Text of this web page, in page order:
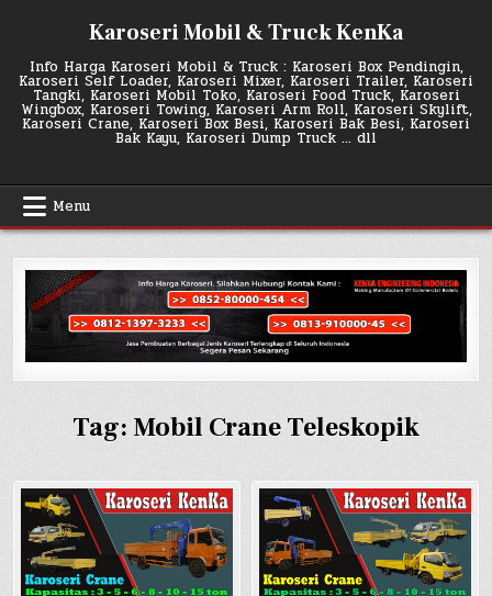
Karoseri Mobil & Truck KenKa
Info Harga Karoseri Mobil & Truck : Karoseri Box Pendingin,
Karoseri Self Loader, Karoseri Mixer, Karoseri Trailer, Karoseri
Tangki, Karoseri Mobil Toko, Karoseri Food Truck, Karoseri
Wingbox, Karoseri Towing, Karoseri Arm Roll, Karoseri Skylift,
Karoseri Crane, Karoseri Box Besi, Karoseri Bak Besi, Karoseri
Bak Kayu, Karoseri Dump Truck … dll
Menu
Tag: Mobil Crane Teleskopik